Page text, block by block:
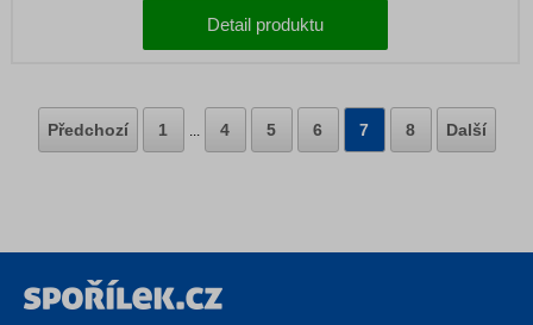
Detail produktu
Předchozí 1 ... 4 5 6 7 8 Další